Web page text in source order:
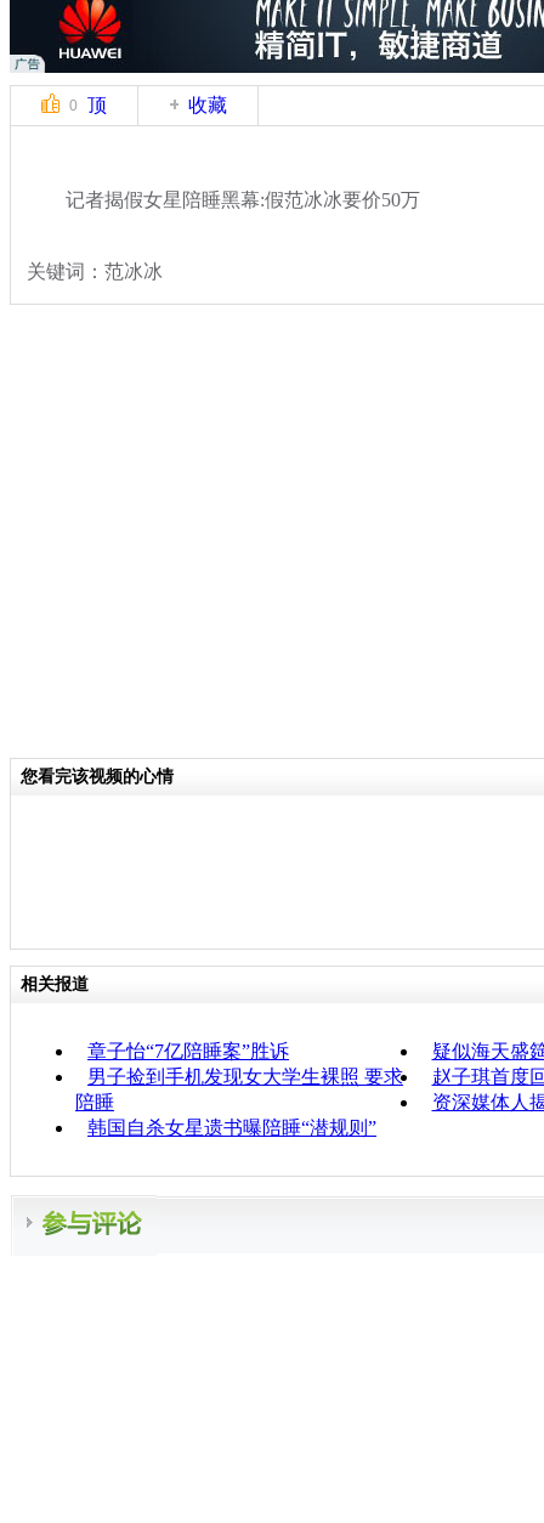
0 顶 收藏
记者揭假女星陪睡黑幕:假范冰冰要价50万
关键词：范冰冰
您看完该视频的心情
相关报道
章子怡“7亿陪睡案”胜诉
疑似海天盛
男子捡到手机发现女大学生裸照 要求
陪睡
赵子琪首度
资深媒体人
韩国自杀女星遗书曝陪睡“潜规则”